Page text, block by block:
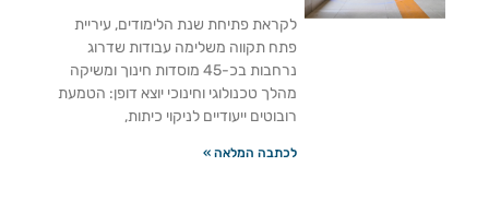
לקראת פתיחת שנת הלימודים, עיריית
פתח תקווה משלימה עבודות שדרוג
נרחבות בכ-45 מוסדות חינוך ומשיקה
מהלך טכנולוגי וחינוכי יוצא דופן: הטמעת
רובוטים ייעודיים לניקוי כיתות,
לכתבה המלאה »